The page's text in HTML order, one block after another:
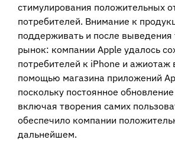
стимулирования положительных
потребителей. Внимание к
поддерживать и после выведения
рынок: компании Apple удалось
потребителей к iPhone и ажиотаж
помощью магазина приложений
поскольку постоянное
включая творения самих
обеспечило компании
дальнейшем.